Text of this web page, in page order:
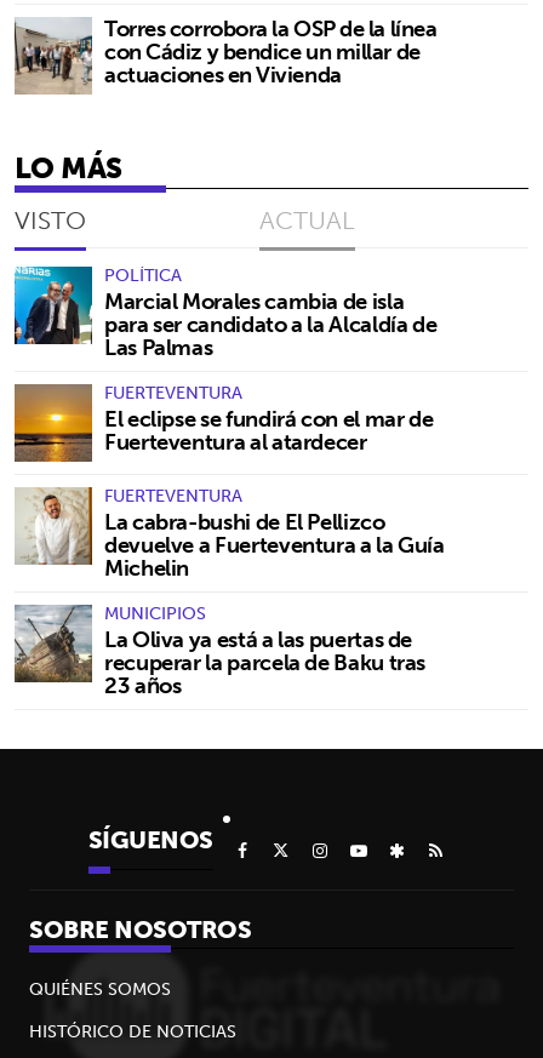
Torres corrobora la OSP de la línea
con Cádiz y bendice un millar de
actuaciones en Vivienda
LO MÁS
VISTO ACTUAL
POLÍTICA
Marcial Morales cambia de isla
para ser candidato a la Alcaldía de
Las Palmas
FUERTEVENTURA
El eclipse se fundirá con el mar de
Fuerteventura al atardecer
FUERTEVENTURA
La cabra-bushi de El Pellizco
devuelve a Fuerteventura a la Guía
Michelin
MUNICIPIOS
La Oliva ya está a las puertas de
recuperar la parcela de Baku tras
23 años
SÍGUENOS
SOBRE NOSOTROS
QUIÉNES SOMOS
HISTÓRICO DE NOTICIAS